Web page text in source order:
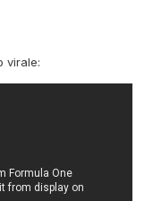
virale: